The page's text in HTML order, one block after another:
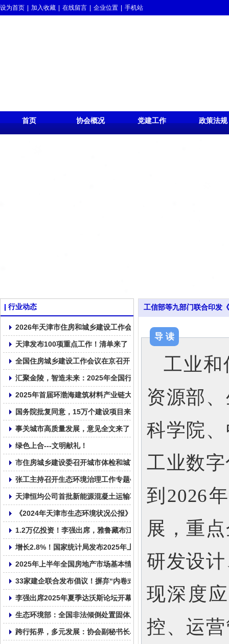
设为首页 加入收藏 在线留言 企业位置 手机站
首页 协会概况 党建工作 政策法规
行业动态
2026年天津市住房和城乡建设工作会议召开
天津发布100项重点工作！清单来了！
全国住房城乡建设工作会议在京召开
汇聚金陵，智造未来：2025年全国行业高质量发展交流会在南京召
2025年首届环渤海建筑材料产业链大会在大连顺利召开！
国务院批复同意，15万个建设项目来了！
事关城市高质量发展，意见全文来了
绿色上合---文明献礼！
市住房城乡建设委召开城市体检和城市更新规划编制工作动员部署
张工主持召开生态环境治理工作专题会议
天津恒均公司首批新能源混凝土运输车交付使用!
《2024年天津市生态环境状况公报》发布 亮出生态成绩单
1.2万亿投资！李强出席，雅鲁藏布江下游水电工程正式开工！
增长2.8%！国家统计局发布2025年上半年全国固定资产投资统计数
2025年上半年全国房地产市场基本情况
33家建企联合发布倡议！摒弃“内卷式”竞争！
李强出席2025年夏季达沃斯论坛开幕式并致辞
生态环境部：全国非法倾倒处置固体废物专项整治行动启动
跨行拓界，多元发展：协会副秘书长单位天津市鼎华百圣混凝土企
工信部等九部门联合印发
导 读
工业和
资源部
科学院
工业数
到2026
展，重
研发设
现深度
控、运